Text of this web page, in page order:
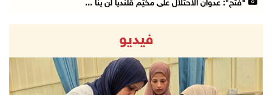
"فتح": عدوان الاحتلال على مخيّم قلنديا لن ينا ...
06/آب/2026 02:17 م
الاحتلال يسلّم إخطارات بهدم منازل ومنشآت في ج ...
فيديو